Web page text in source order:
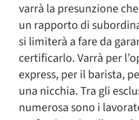
varrà la presunzione
un rapporto di
si limiterà a fare da
certificarlo. Varrà per
express, per il barista,
una nicchia. Tra gli
numerosa sono i